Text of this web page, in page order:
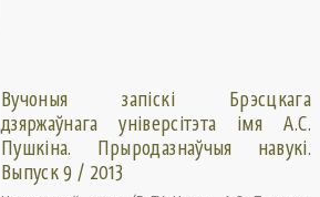
Вучоныя запіскі Брэсцкага
дзяржаўнага універсітэта імя А.С.
Пушкіна. Прыродазнаўчыя навукі.
Выпуск 9 / 2013